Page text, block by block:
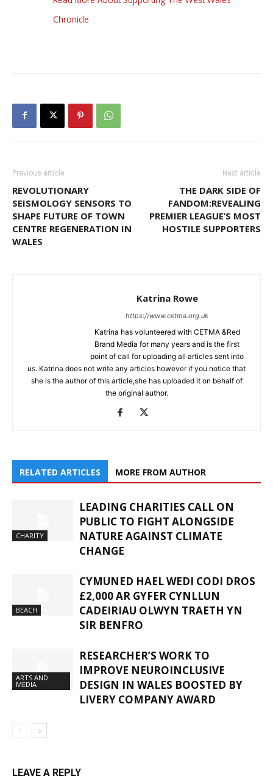
Chronicle
Previous article
REVOLUTIONARY
SEISMOLOGY SENSORS TO
SHAPE FUTURE OF TOWN
CENTRE REGENERATION IN
WALES
Next article
THE DARK SIDE OF
FANDOM:REVEALING
PREMIER LEAGUE’S MOST
HOSTILE SUPPORTERS
Katrina Rowe
https://www.cetma.org.uk
Katrina has volunteered with CETMA &Red
Brand Media for many years and is the first
point of call for uploading all articles sent into
us. Katrina does not write any articles however if you notice that
she is the author of this article,she has uploaded it on behalf of
the original author.
RELATED ARTICLES MORE FROM AUTHOR
CHARITY
LEADING CHARITIES CALL ON
PUBLIC TO FIGHT ALONGSIDE
NATURE AGAINST CLIMATE
CHANGE
BEACH
CYMUNED HAEL WEDI CODI DROS
£2,000 AR GYFER CYNLLUN
CADEIRIAU OLWYN TRAETH YN
SIR BENFRO
ARTS AND
MEDIA
RESEARCHER’S WORK TO
IMPROVE NEUROINCLUSIVE
DESIGN IN WALES BOOSTED BY
LIVERY COMPANY AWARD
LEAVE A REPLY